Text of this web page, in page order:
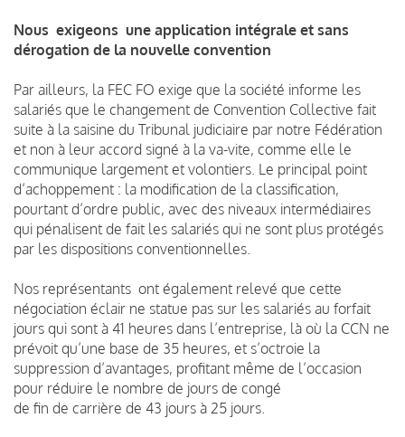
Nous exigeons une application intégrale et sans
dérogation de la nouvelle convention
Par ailleurs, la FEC FO exige que la société informe les
salariés que le changement de Convention Collective fait
suite à la saisine du Tribunal judiciaire par notre Fédération
et non à leur accord signé à la va-vite, comme elle le
communique largement et volontiers. Le principal point
d’achoppement : la modification de la classification,
pourtant d’ordre public, avec des niveaux intermédiaires
qui pénalisent de fait les salariés qui ne sont plus protégés
par les dispositions conventionnelles.
Nos représentants ont également relevé que cette
négociation éclair ne statue pas sur les salariés au forfait
jours qui sont à 41 heures dans l’entreprise, là où la CCN ne
prévoit qu’une base de 35 heures, et s’octroie la
suppression d’avantages, profitant même de l’occasion
pour réduire le nombre de jours de congé
de fin de carrière de 43 jours à 25 jours.